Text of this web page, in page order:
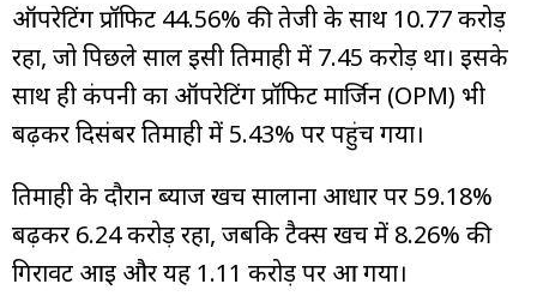
ऑपरेटिंग प्रॉफिट 44.56% की तेजी के साथ ₹10.77 करोड़
रहा, जो पिछले साल इसी तिमाही में ₹7.45 करोड़ था। इसके
साथ ही कंपनी का ऑपरेटिंग प्रॉफिट मार्जिन (OPM) भी
बढ़कर दिसंबर तिमाही में 5.43% पर पहुंच गया।
तिमाही के दौरान ब्याज खर्च सालाना आधार पर 59.18%
बढ़कर ₹6.24 करोड़ रहा, जबकि टैक्स खर्च में 8.26% की
गिरावट आई और यह ₹1.11 करोड़ पर आ गया।